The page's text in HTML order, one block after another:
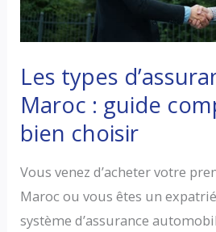
Les types
Maroc : guide
bien choisir
Vous venez d’acheter votre
Maroc ou vous êtes un
système d’assurance